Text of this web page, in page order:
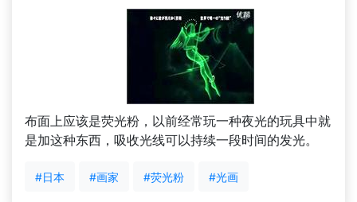
布面上应该是荧光粉，以前经常玩一种夜光的玩具中就
是加这种东西，吸收光线可以持续一段时间的发光。
#日本 #画家 #荧光粉 #光画